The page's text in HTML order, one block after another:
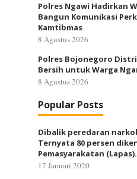
Polres Ngawi Hadirkan
Bangun Komunikasi
Kamtibmas
8 Agustus 2026
Polres Bojonegoro
Bersih untuk Warga
8 Agustus 2026
Popular Posts
Dibalik peredaran
Ternyata 80 persen
Pemasyarakatan (Lapas).
17 Januari 2020